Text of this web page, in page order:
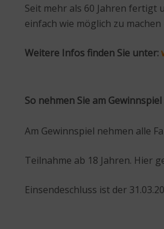
Seit mehr als 60 Jahren fertigt
einfach wie möglich zu
Weitere Infos finden Sie unter:
So nehmen Sie am
Am Gewinnspiel nehmen alle
Teilnahme ab 18 Jahren. Hier
Einsendeschluss ist der